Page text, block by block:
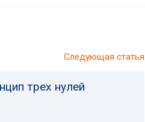
Следующая статья
трех нулей